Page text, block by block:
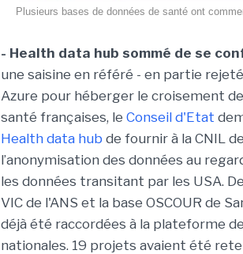
Plusieurs bases de données de santé ont
- Health data hub sommé de se
une saisine en référé - en partie
Azure pour héberger le croisement
santé françaises, le Conseil d'Etat
Health data hub de fournir à la CNIL
l’anonymisation des données au
les données transitant par les USA.
VIC de l'ANS et la base OSCOUR de
déjà été raccordées à la plateforme
nationales. 19 projets avaient été